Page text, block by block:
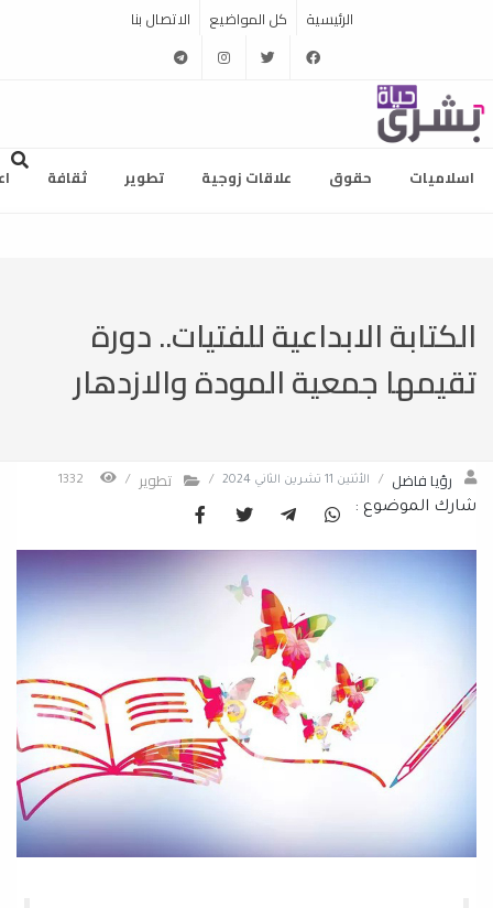
الرئيسية كل المواضيع الاتصال بنا
facebook
twitter
instagram
telegram
اسلاميات حقوق علاقات زوجية تطوير ثقافة
الكتابة الابداعية للفتيات.. دورة
تقيمها جمعية المودة والازدهار
رؤيا فاضل / الأثنين 11 تشرين الثاني 2024 / تطوير /
شارك الموضوع :